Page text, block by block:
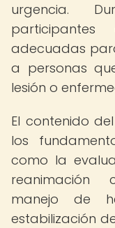
urgencia.
adecuadas
a personas
lesión o
El contenido
los
como la
reanimación
manejo de
estabilización